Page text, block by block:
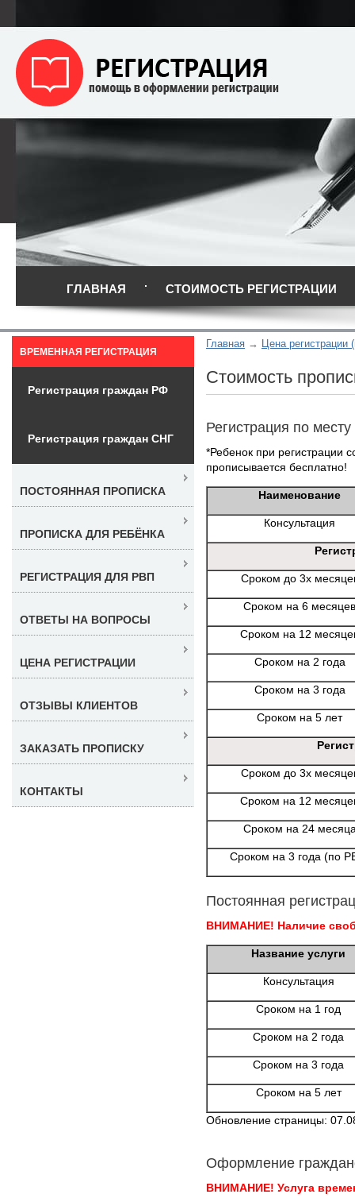
ГЛАВНАЯ СТОИМОСТЬ РЕГИСТРАЦИИ
Главная Цена
Стоимость
Регистрация по
*Ребенок при регистрации
прописывается бесплатно!
Наименование
Консультация
Сроком до 3х
Сроком на 6 месяцев
Сроком на 12
Сроком на 2 года
Сроком на 3 года
Сроком на 5 лет
Сроком до 3х
Сроком на 12
Сроком на 24
Сроком на 3 года (по
Постоянная
ВНИМАНИЕ! Наличие
Название услуги
Консультация
Сроком на 1 год
Сроком на 2 года
Сроком на 3 года
Сроком на 5 лет
Обновление страницы:
Оформление
ВНИМАНИЕ! Услуга
ВРЕМЕННАЯ РЕГИСТРАЦИЯ
Регистрация граждан РФ
Регистрация граждан СНГ
ПОСТОЯННАЯ ПРОПИСКА
ПРОПИСКА ДЛЯ РЕБЁНКА
РЕГИСТРАЦИЯ ДЛЯ РВП
ОТВЕТЫ НА ВОПРОСЫ
ЦЕНА РЕГИСТРАЦИИ
ОТЗЫВЫ КЛИЕНТОВ
ЗАКАЗАТЬ ПРОПИСКУ
КОНТАКТЫ